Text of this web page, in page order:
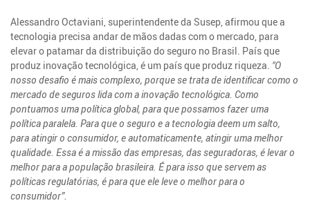
Alessandro Octaviani, superintendente da Susep, afirmou que a
tecnologia precisa andar de mãos dadas com o mercado, para
elevar o patamar da distribuição do seguro no Brasil. País que
produz inovação tecnológica, é um país que produz riqueza. "O
nosso desafio é mais complexo, porque se trata de identificar como o
mercado de seguros lida com a inovação tecnológica. Como
pontuamos uma política global, para que possamos fazer uma
política paralela. Para que o seguro e a tecnologia deem um salto,
para atingir o consumidor, e automaticamente, atingir uma melhor
qualidade. Essa é a missão das empresas, das seguradoras, é levar o
melhor para a população brasileira. É para isso que servem as
políticas regulatórias, é para que ele leve o melhor para o
consumidor”.